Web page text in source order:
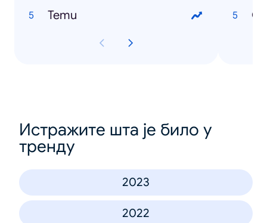
Temu
Истражите шта је било у
тренду
2023
2022